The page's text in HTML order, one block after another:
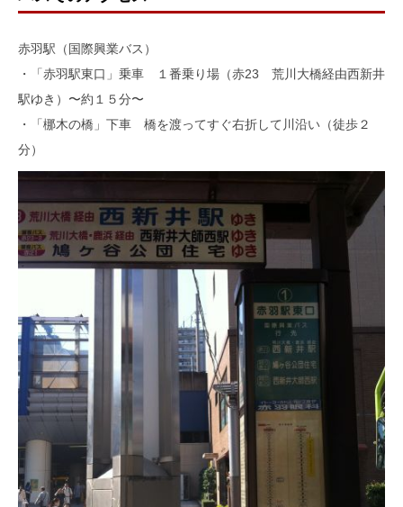
赤羽駅（国際興業バス）
・「赤羽駅東口」乗車 １番乗り場（赤23 荒川大橋経由西新井
駅ゆき）〜約１５分〜
・「梛木の橋」下車 橋を渡ってすぐ右折して川沿い（徒歩２
分）